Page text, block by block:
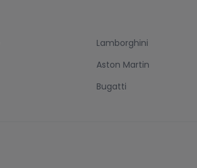
Lamborghini
Aston Martin
Bugatti